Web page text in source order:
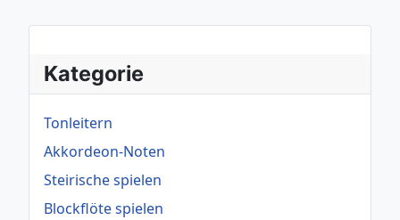
Kategorie
Tonleitern
Akkordeon-Noten
Steirische spielen
Blockflöte spielen